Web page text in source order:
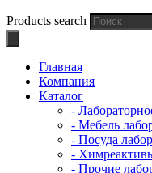
Products search
Главная
Компания
Каталог
-
- Мебель
- Посуда
-
- Прочие